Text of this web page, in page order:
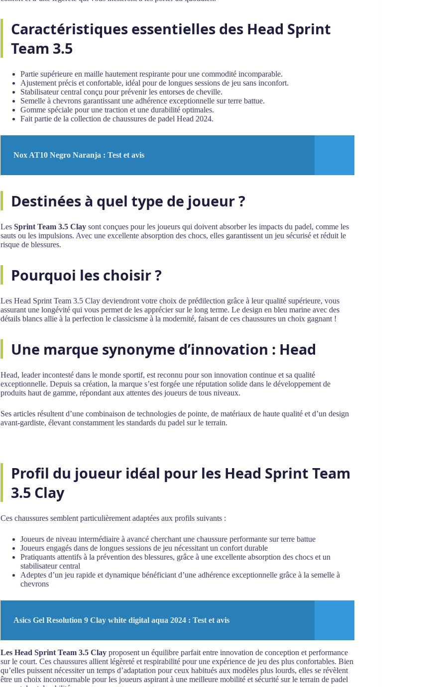
Caractéristiques essentielles des Head Sprint
Team 3.5
Partie supérieure en maille hautement respirante pour une commodité incomparable.
Ajustement précis et confortable, idéal pour de longues sessions de jeu sans inconfort.
Stabilisateur central conçu pour prévenir les entorses de cheville.
Semelle à chevrons garantissant une adhérence exceptionnelle sur terre battue.
Gomme spéciale pour une traction et une durabilité optimales.
Fait partie de la collection de chaussures de padel Head 2024.
Nox AT10 Negro Naranja : Test et avis
Destinées à quel type de joueur ?
LesSprint Team 3.5 Clay sont conçues pour les joueurs qui doivent absorber les impacts du padel, comme les
sauts ou les impulsions. Avec une excellente absorption des chocs, elles garantissent un jeu sécurisé et réduit le
risque de blessures.
Pourquoi les choisir ?
Les Head Sprint Team 3.5 Clay deviendront votre choix de prédilection grâce à leur qualité supérieure, vous
assurant une longévité qui vous permet de les apprécier sur le long terme. Le design en bleu marine avec des
détails blancs allie à la perfection le classicisme à la modernité, faisant de ces chaussures un choix gagnant !
Une marque synonyme d’innovation : Head
Head, leader incontesté dans le monde sportif, est reconnu pour son innovation continue et sa qualité
exceptionnelle. Depuis sa création, la marque s’est forgée une réputation solide dans le développement de
produits haut de gamme, répondant aux attentes des joueurs de tous niveaux.
Ses articles résultent d’une combinaison de technologies de pointe, de matériaux de haute qualité et d’un design
avant-gardiste, élevant constamment les standards du padel sur le terrain.
Profil du joueur idéal pour les Head Sprint Team
3.5 Clay
Ces chaussures semblent particulièrement adaptées aux profils suivants :
Joueurs de niveau intermédiaire à avancé cherchant une chaussure performante sur terre battue
Joueurs engagés dans de longues sessions de jeu nécessitant un confort durable
Pratiquants attentifs à la prévention des blessures, grâce à une excellente absorption des chocs et un
stabilisateur central
Adeptes d’un jeu rapide et dynamique bénéficiant d’une adhérence exceptionnelle grâce à la semelle à
chevrons
Asics Gel Resolution 9 Clay white digital aqua 2024 : Test et avis
Les Head Sprint Team 3.5 Clay proposent un équilibre parfait entre innovation de conception et performance
sur le court. Ces chaussures allient légèreté et respirabilité pour une expérience de jeu des plus confortables. Bien
qu’elles puissent nécessiter un temps d’adaptation pour ceux habitués aux modèles plus lourds, elles se révèlent
être un choix incontournable pour les joueurs aspirant à une meilleure mobilité et sécurité sur le terrain de padel